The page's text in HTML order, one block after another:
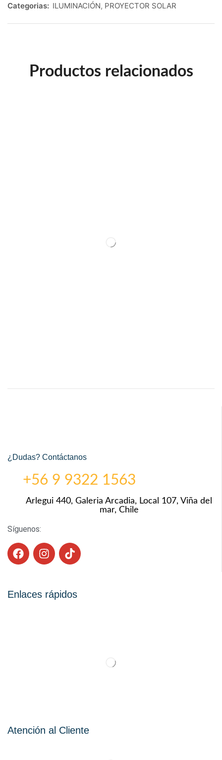
Categorias: ILUMINACIÓN, PROYECTOR SOLAR
Productos relacionados
¿Dudas? Contáctanos
+56 9 9322 1563
Arlegui 440, Galeria Arcadia, Local 107, Viña del
mar, Chile
Síguenos:
Enlaces rápidos
Atención al Cliente